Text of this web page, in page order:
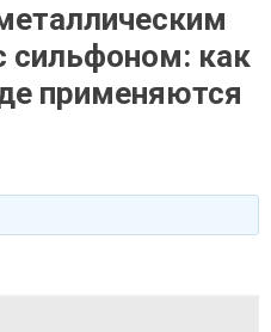
ff
l
e
u
t
c
h
o
o
e
h
сильфоном: как
применяются